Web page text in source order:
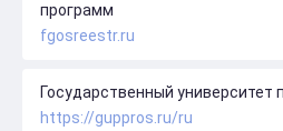
программ
fgosreestr.ru
Государственный университет
https://guppros.ru/ru